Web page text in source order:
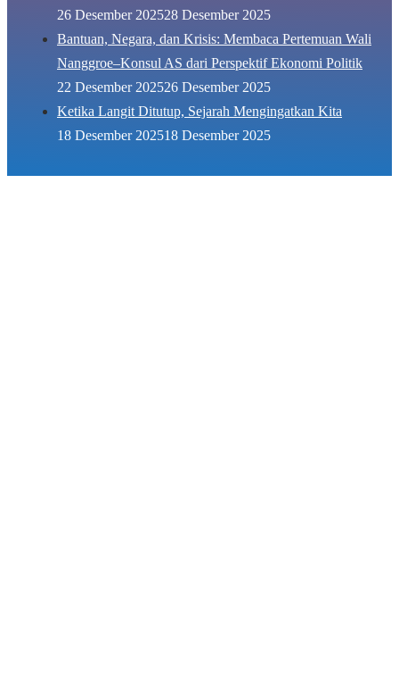
26 Desember 202528 Desember 2025
Bantuan, Negara, dan Krisis: Membaca Pertemuan Wali
Nanggroe–Konsul AS dari Perspektif Ekonomi Politik
22 Desember 202526 Desember 2025
Ketika Langit Ditutup, Sejarah Mengingatkan Kita
18 Desember 202518 Desember 2025